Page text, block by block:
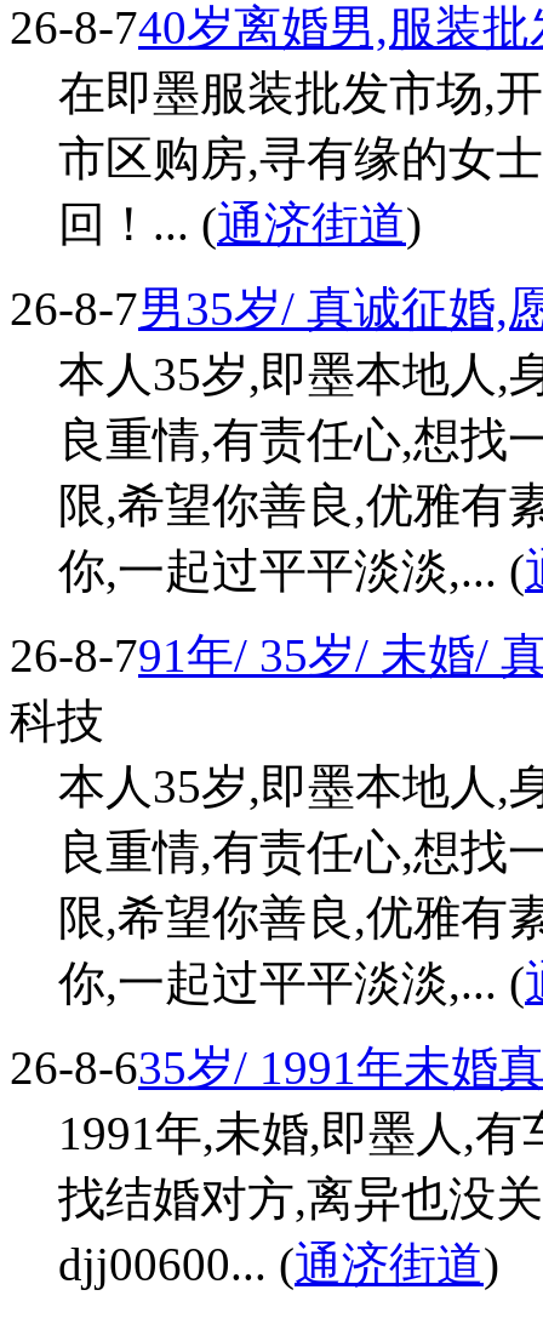
26-8-740岁离婚男,服装
在即墨服装批发市场,
市区购房,寻有缘的女
回！... (通济街道)
26-8-7男35岁/ 真诚征婚,
本人35岁,即墨本地人,
良重情,有责任心,想找
限,希望你善良,优雅有
你,一起过平平淡淡,... (
26-8-791年/ 35岁/ 未婚/
科技
本人35岁,即墨本地人,
良重情,有责任心,想找
限,希望你善良,优雅有
你,一起过平平淡淡,... (
26-8-635岁/ 1991年未婚
1991年,未婚,即墨人,
找结婚对方,离异也没
djj00600... (通济街道)